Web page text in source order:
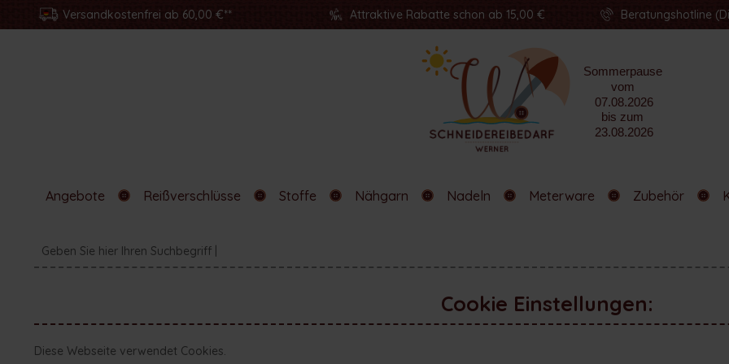
Versandkostenfrei ab 60,00 €** Attraktive Rabatte schon ab 15,00 € Beratungshotline
Angebote Reißverschlüsse Stoffe Nähgarn Nadeln Meterware Zubehör
Cookie Einstellungen:
Diese Webseite verwendet Cookies.